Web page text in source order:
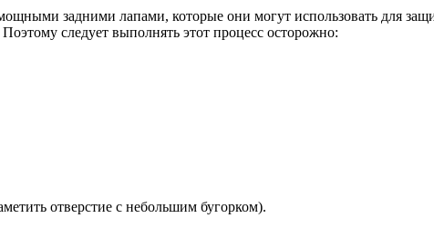
задними лапами, которые они могут использовать для
следует выполнять этот процесс осторожно:
отверстие с небольшим бугорком).